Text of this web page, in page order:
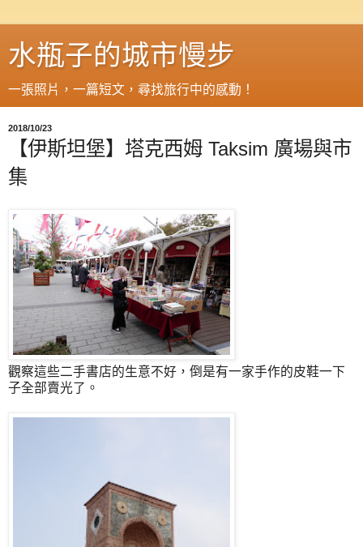
水瓶子的城市慢步
一張照片，一篇短文，尋找旅行中的感動！
2018/10/23
【伊斯坦堡】塔克西姆 Taksim 廣場與市
集
觀察這些二手書店的生意不好，倒是有一家手作的皮鞋一下
子全部賣光了。